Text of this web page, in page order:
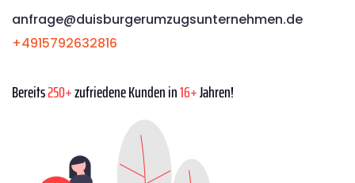
anfrage@duisburgerumzugsunternehmen.de
+4915792632816
Bereits250+zufriedene Kunden in16+Jahren!